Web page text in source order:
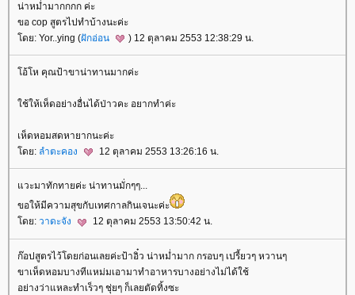
น่าหม่ำมากกกก ค่ะ
ขอ cop สูตรไปทำบ้างนะค่ะ
ดย: Yor..ying (ฝักอ่อน ) 12 ตุลาคม 2553 12:38:29 น.
อ้โห คุณป้าขาน่าทานมากค่ะ
ช้ให้เห็ดอย่างอื่นได้ป่าวคะ อยากทำค่ะ
เห็ดหอมสดหายากนะค่ะ
ดย: ลำตะคอง 12 ตุลาคม 2553 13:26:16 น.
วะมาทักทายค่ะ น่าทานมั่กๆๆ...
ขอให้มีความสุขกับเทศกาลกินเจนะค่ะ
ดย: วาดะจัง 12 ตุลาคม 2553 13:50:42 น.
ก๊อปสูตรไว้โดยก่อนเลยค่ะป้าอิ๋ว น่าหม่ำมาก กรอบๆ เปรี้ยวๆ หวานๆ
ขาเห็ดหอมบางทีแหม่มเอามาทำอาหารบางอย่างไม่ได้ใช้
อย่างว่าแหละทำเร็วๆ ชุ่ยๆ ก็เลยตัดทิ้งซะ